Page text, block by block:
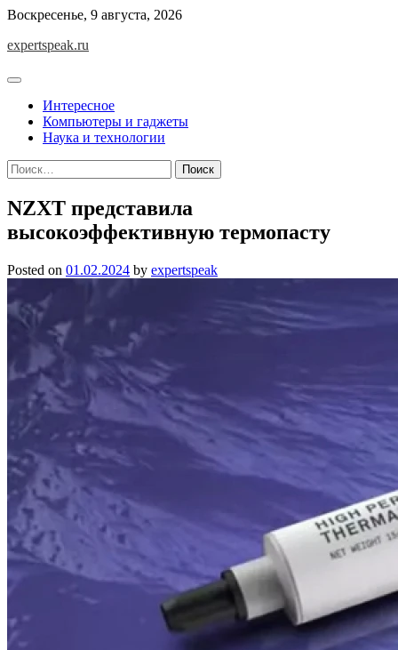
Skip
content
Воскресенье, 9 августа, 2026
expertspeak.ru
Интересное
Компьютеры и гаджеты
Наука и технологии
Найти:
NZXT представила
высокоэффективную термопасту
Posted on 01.02.2024 by expertspeak